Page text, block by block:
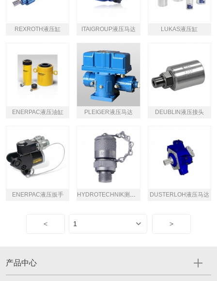
REXROTH液压缸 ITAlGROUP液压马达 LUKAS液压缸
ENERPAC液压油缸 PLEIGER液压马达 ​DEUBLIN液压接头
ENERPAC液压扳手 HYDROTECHNIK测压接头 DUSTERLOH液压马达
< >
产品中心